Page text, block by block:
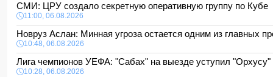
СМИ: ЦРУ создало секретную оперативную группу по Кубе
11:00, 06.08.2026
Новруз Аслан: Минная угроза остается одним из главных
10:48, 06.08.2026
Лига чемпионов УЕФА: "Сабах" на выезде уступил "Орхусу"
10:28, 06.08.2026